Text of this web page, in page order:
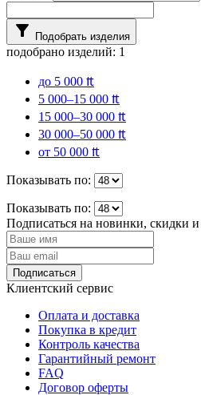
filter_alt Подобрать изделия
подобрано изделий: 1
до 5 000 ₶
5 000–15 000 ₶
15 000–30 000 ₶
30 000–50 000 ₶
от 50 000 ₶
Показывать по:
Показывать по:
Подписаться на новинки, скидки
Подписаться
Клиентский сервис
Оплата и доставка
Покупка в кредит
Контроль качества
Гарантийный ремонт
FAQ
Договор оферты